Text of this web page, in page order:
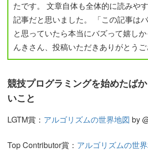
たです。 文章自体も全体的に読みや
記事だと思いました。 「この記事は
と思っていたら本当にバズって嬉し
んきさん、投稿いただきありがとうご
競技プログラミングを始めたば
いこと
LGTM賞： アルゴリズムの世界地図 by
Top Contributor賞： アルゴリズムの世